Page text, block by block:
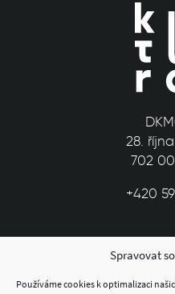
Spravovat
Používáme cookies k optimalizaci
28.
702
+420